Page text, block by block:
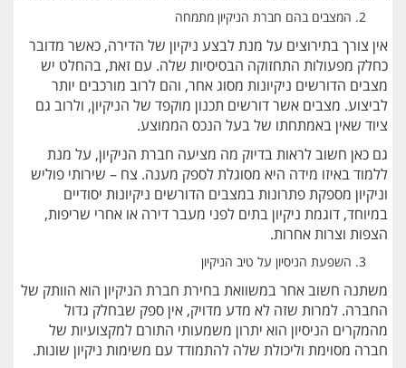
המצבים בהם חברת הניקיון מתמחה
אין צורך בתירוצים על מנת לבצע ניקיון של הדירה, כאשר מדובר
כחלק מפעולות התחזוקה הבסיסיות שלה. עם זאת, בהחלט יש
מצבים הדורשים ניקיונות מסוג אחר, והם לרוב מורכבים יותר
לביצוע. מצבים אשר דורשים תכנון מוקפד של הניקיון, ולרוב גם
ציוד שאין באמתחתו של בעל הנכס הממוצע.
גם כאן חשוב לראות בדיוק מה מציעה חברת הניקיון, על מנת
ללמוד באיזו מידה היא מסוגלת לספק מענה. צח – שירותי פוליש
וניקיון מספקת פתרונות במצבים הדורשים ניקיונות יסודיים
במיוחד, דוגמת ניקיון בתים לפני מעבר דירה או אחרי שריפות,
הצפות וצרות אחרות.
השפעת הניסיון על טיב הניקיון
משתנה חשוב אחר במשוואת בחירת חברת הניקיון הוא הוותק של
החברה. למרות שזה לא מדע מדויק, אין ספק שבחלק גדול
מהמקרים הניסיון הוא יתרון משמעותי התורם למקצועיות של
חברה מסוימת וליכולת שלה להתמודד עם משימות ניקיון שונות.